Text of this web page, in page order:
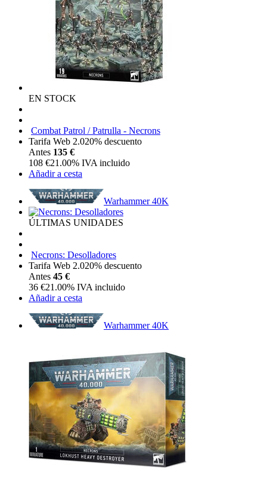
EN STOCK
Combat Patrol / Patrulla - Necrons
Tarifa Web 2.020% descuento
Antes 135 €
108 €21.00% IVA incluido
Añadir a cesta
Warhammer 40K
ÚLTIMAS UNIDADES
Necrons: Desolladores
Tarifa Web 2.020% descuento
Antes 45 €
36 €21.00% IVA incluido
Añadir a cesta
Warhammer 40K